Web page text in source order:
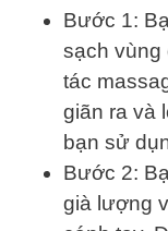
Bước 1:
sạch vùng
tác
giãn ra và
bạn sử
Bước 2:
già lượng